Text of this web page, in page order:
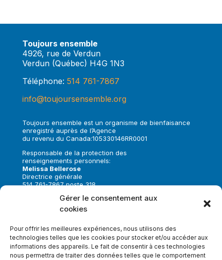
Gérer le consentement aux
cookies
Pour offrir les meilleures expériences, nous utilisons des
technologies telles que les cookies pour stocker et/ou accéder aux
informations des appareils. Le fait de consentir à ces technologies
nous permettra de traiter des données telles que le comportement
Toujours ensemble
4926, rue de Verdun
Verdun (Québec) H4G 1N3
Téléphone: 514 761-7867
info@toujoursensemble.org
Toujours ensemble est un organisme de bienfaisance
enregistré auprès de l’Agence
du revenu du Canada:105330146RR0001
Responsable de la protection des
renseignements personnels:
Melissa Bellerose
Directrice générale
514 761-7867 poste 318